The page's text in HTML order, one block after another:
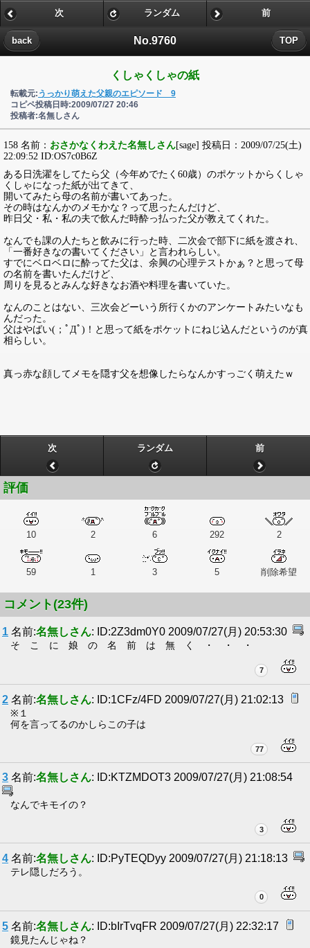
No.9760
back TOP
次 ランダム 前
くしゃくしゃの紙
転載元: うっかり萌えた父親のエピソード 9
コピペ投稿日時:2009/07/27 20:46
投稿者:名無しさん
158 名前： おさかなくわえた名無しさん[sage] 投稿日：2009/07/25(土)
22:09:52 ID:OS7c0B6Z
ある日洗濯をしてたら父（今年めでたく60歳）のポケットからくしゃ
くしゃになった紙が出てきて、
開いてみたら母の名前が書いてあった。
その時はなんかのメモかな？って思ったんだけど、
昨日父・私・私の夫で飲んだ時酔っ払った父が教えてくれた。
なんでも課の人たちと飲みに行った時、二次会で部下に紙を渡され、
「一番好きなの書いてください」と言われらしい。
すでにベロベロに酔ってた父は、余興の心理テストかぁ？と思って母
の名前を書いたんだけど、
周りを見るとみんな好きなお酒や料理を書いていた。
なんのことはない、三次会どーいう所行くかのアンケートみたいなも
んだった。
父はやばい(；ﾟДﾟ)！と思って紙をポケットにねじ込んだというのが真
相らしい。
真っ赤な顔してメモを隠す父を想像したらなんかすっごく萌えたｗ
次 ランダム 前
評価
10 2 6 292 2
59 1 3 5 削除希望
コメント(23件)
1 名前:名無しさん: ID:2Z3dm0Y0 2009/07/27(月) 20:53:30
そ こ に 娘 の 名 前 は 無 く ・ ・ ・
7
2 名前:名無しさん: ID:1CFz/4FD 2009/07/27(月) 21:02:13
※１
何を言ってるのかしらこの子は
77
3 名前:名無しさん: ID:KTZMDOT3 2009/07/27(月) 21:08:54
なんでキモイの？
3
4 名前:名無しさん: ID:PyTEQDyy 2009/07/27(月) 21:18:13
テレ隠しだろう。
0
5 名前:名無しさん: ID:bIrTvqFR 2009/07/27(月) 22:32:17
鏡見たんじゃね？